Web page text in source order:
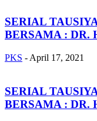
SERIAL
BERSAMA : DR.
PKS - April 17, 2021
SERIAL
BERSAMA : DR.